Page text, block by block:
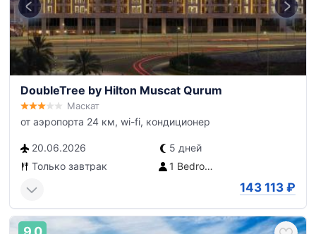
DoubleTree by Hilton Muscat Qurum
Маскат
от аэропорта 24 км, wi-fi, кондиционер
20.06.2026
5 дней
Только завтрак
1 Bedroom Apartment
143 113 ₽